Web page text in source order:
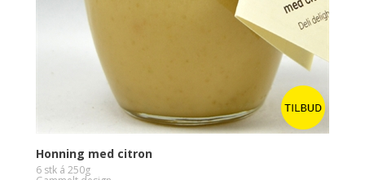
Honning med citron
6 stk á 250g